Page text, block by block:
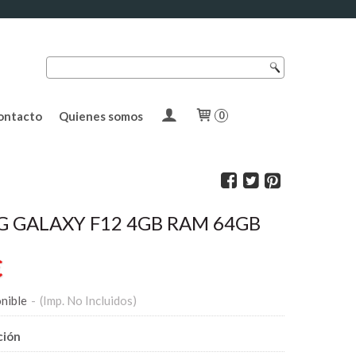
Quienes somos 0
GALAXY F12 4GB RAM 64GB
- (Imp. No Incluidos)